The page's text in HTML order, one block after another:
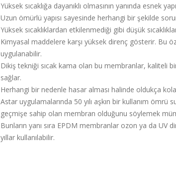
Yüksek sıcaklığa dayanıklı olmasının yanında esnek
Uzun ömürlü yapısı sayesinde herhangi bir şekilde
Yüksek sıcaklıklardan etkilenmediği gibi düşük
Kimyasal maddelere karşı yüksek direnç gösterir. Bu
uygulanabilir.
Dikiş tekniği sıcak kama olan bu membranlar, kaliteli
sağlar.
Herhangi bir nedenle hasar alması halinde oldukça
Astar uygulamalarında 50 yılı aşkın bir kullanım
geçmişe sahip olan membran olduğunu söylemek
Bunların yanı sıra EPDM membranlar ozon ya da UV
yıllar kullanılabilir.